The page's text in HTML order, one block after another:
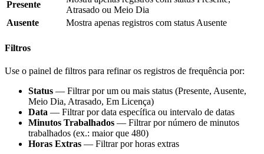
Presente
Atrasado ou Meio Dia
Ausente
Mostra apenas registros com status Ausente
Filtros
Use o painel de filtros para refinar os registros de frequência por:
Status — Filtrar por um ou mais status (Presente, Ausente,
Meio Dia, Atrasado, Em Licença)
Data — Filtrar por data específica ou intervalo de datas
Minutos Trabalhados — Filtrar por número de minutos
trabalhados (ex.: maior que 480)
Horas Extras — Filtrar por horas extras